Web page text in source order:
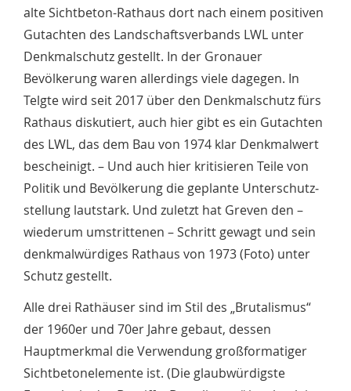
alte Sichtbeton-Rathaus dort nach einem positiven
Gutachten des Landschaftsverbands LWL unter
Denkmalschutz gestellt. In der Gronauer
Bevölkerung waren allerdings viele dagegen. In
Telgte wird seit 2017 über den Denk­mal­schutz fürs
Rathaus diskutiert, auch hier gibt es ein Gutachten
des LWL, das dem Bau von 1974 klar Denkmalwert
beschei­nigt. – Und auch hier kritisieren Teile von
Politik und Bevölke­rung die geplante Unterschutz­
stellung lautstark. Und zuletzt hat Greven den –
wiederum umstrittenen – Schritt gewagt und sein
denkmal­würdiges Rathaus von 1973 (Foto) unter
Schutz gestellt.
Alle drei Rathäuser sind im Stil des „Brutalismus“
der 1960er und 70er Jahre ge­baut, dessen
Hauptmerkmal die Verwendung großformatiger
Sichtbetonelemente ist. (Die glaubwürdigste